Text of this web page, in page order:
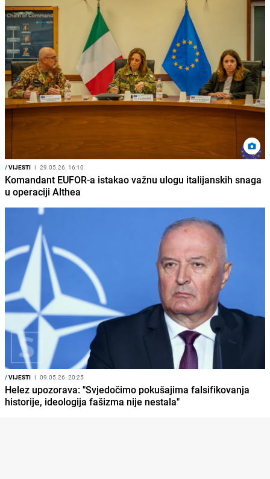
/VIJESTI I 29.05.26. 16:10
Komandant EUFOR-a istakao važnu ulogu italijanskih snaga
u operaciji Althea
/VIJESTI I 09.05.26. 20:25
Helez upozorava: "Svjedočimo pokušajima falsifikovanja
historije, ideologija fašizma nije nestala"